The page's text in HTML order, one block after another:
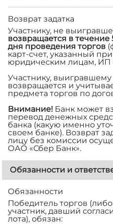
Возврат задатка
Участнику, не
возвращается в
дня проведения торгов
карт-счет, указанный
юридическим лицам, ИП
Участнику, выигравшему
возвращается и
предмета торгов по
Внимание! Банк может
перевод денежных
банка (какую именно
своем банке). Возврат
лицу без комиссии
ОАО «Сбер Банк».
Обязанности и
Обязанности
Победитель торгов
участник, давший
лота), обязан: